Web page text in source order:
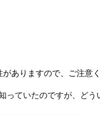
ありますので、ご注意く
っていたのですが、ど